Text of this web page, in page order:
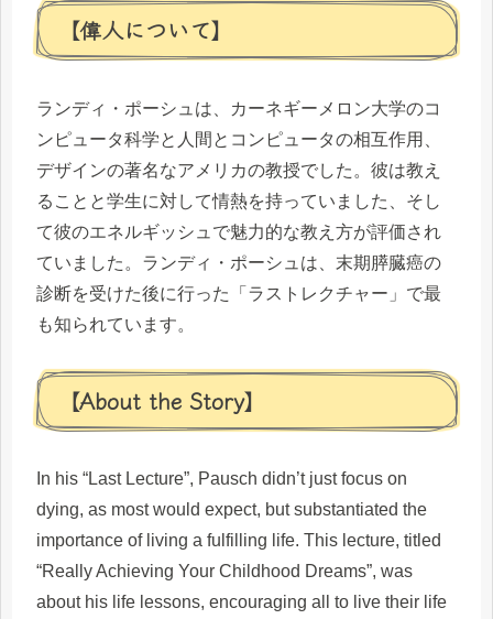
【偉人について】
ランディ・ポーシュは、カーネギーメロン大学のコ
ンピュータ科学と人間とコンピュータの相互作用、
デザインの著名なアメリカの教授でした。彼は教え
ることと学生に対して情熱を持っていました、そし
て彼のエネルギッシュで魅力的な教え方が評価され
ていました。ランディ・ポーシュは、末期膵臓癌の
診断を受けた後に行った「ラストレクチャー」で最
も知られています。
【About the Story】
In his “Last Lecture”, Pausch didn’t just focus on
dying, as most would expect, but substantiated the
importance of living a fulfilling life. This lecture, titled
“Really Achieving Your Childhood Dreams”, was
about his life lessons, encouraging all to live their life